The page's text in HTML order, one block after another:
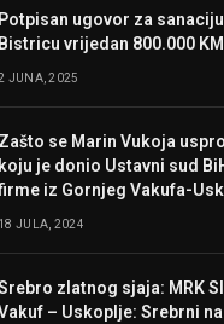
Potpisan ugovor za
Bistricu vrijedan 800.000 KM
JUNA, 2025
Zašto se Marin Vukoja
koju je donio Ustavni sud
iz Gornjeg Vakufa-
18 JULA, 2024
zlatnog sjaja: MRK
– Uskoplje: Srebrni